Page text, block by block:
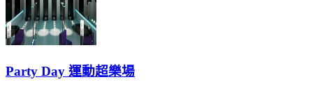
Party Day 運動超樂場